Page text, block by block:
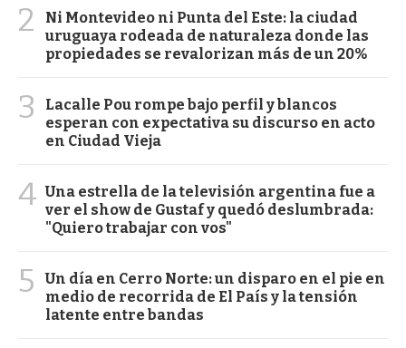
2
Ni Montevideo ni Punta del Este: la ciudad
uruguaya rodeada de naturaleza donde las
propiedades se revalorizan más de un 20%
3
Lacalle Pou rompe bajo perfil y blancos
esperan con expectativa su discurso en acto
en Ciudad Vieja
4 Una estrella de la televisión argentina fue a
ver el show de Gustaf y quedó deslumbrada:
"Quiero trabajar con vos"
5
Un día en Cerro Norte: un disparo en el pie en
medio de recorrida de El País y la tensión
latente entre bandas